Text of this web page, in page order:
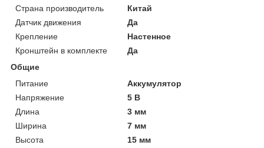
Страна производитель
Китай
Датчик движения
Да
Крепление
Настенное
Кронштейн в комплекте
Да
Общие
Питание
Аккумулятор
Напряжение
5 В
Длина
3 мм
Ширина
7 мм
Высота
15 мм